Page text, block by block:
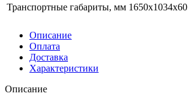
Транспортные габариты, мм 1650х1034х60
Описание
Оплата
Доставка
Характеристики
Описание